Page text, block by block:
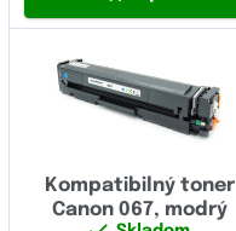
Kompatibilný toner
Canon 067, modrý